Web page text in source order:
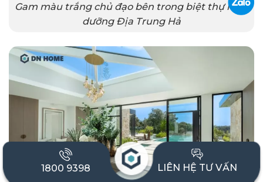
Gam màu trắng chủ đạo bên trong biệt thự nghỉ
dưỡng Địa Trung Hả
1800 9398 LIÊN HỆ TƯ VẤN